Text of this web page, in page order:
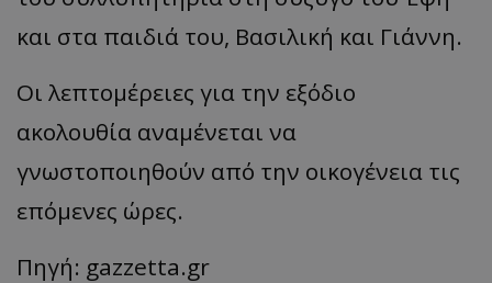
και στα παιδιά του, Βασιλική και Γιάννη.
Οι λεπτομέρειες για την εξόδιο
ακολουθία αναμένεται να
γνωστοποιηθούν από την οικογένεια τις
επόμενες ώρες.
Πηγή: gazzetta.gr